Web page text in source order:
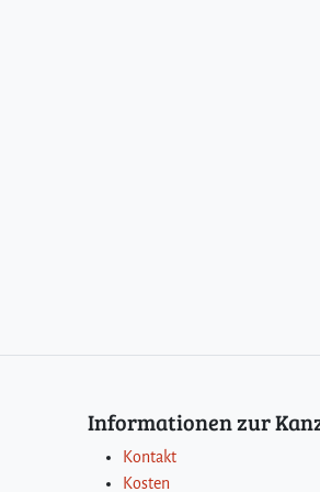
Informationen zur
Kontakt
Kosten